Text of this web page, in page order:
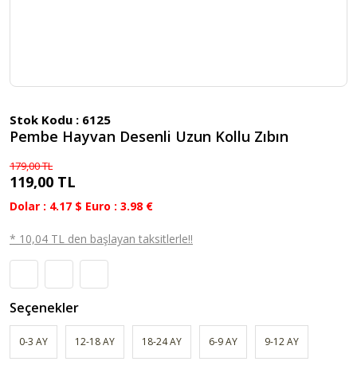
Stok Kodu : 6125
Pembe Hayvan Desenli Uzun Kollu Zıbın
179,00 TL
119,00 TL
Dolar : 4.17 $ Euro : 3.98 €
* 10,04 TL den başlayan taksitlerle!!
Seçenekler
0-3 AY 12-18 AY 18-24 AY 6-9 AY 9-12 AY